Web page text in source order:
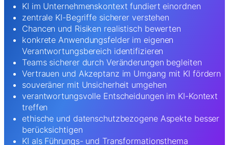
KI im Unternehmenskontext fundiert einordnen
zentrale KI-Begriffe sicherer verstehen
Chancen und Risiken realistisch bewerten
konkrete Anwendungsfelder im eigenen
Verantwortungsbereich identifizieren
Teams sicherer durch Veränderungen begleiten
Vertrauen und Akzeptanz im Umgang mit KI fördern
souveräner mit Unsicherheit umgehen
verantwortungsvolle Entscheidungen im KI-Kontext
treffen
ethische und datenschutzbezogene Aspekte besser
berücksichtigen
KI als Führungs- und Transformationsthema